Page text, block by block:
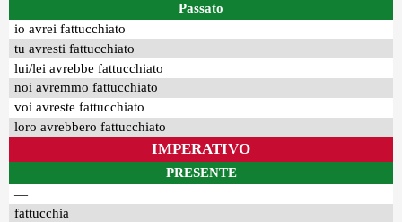
Passato
io avrei fattucchiato
tu avresti fattucchiato
lui/lei avrebbe fattucchiato
noi avremmo fattucchiato
voi avreste fattucchiato
loro avrebbero fattucchiato
IMPERATIVO
PRESENTE
—
fattucchia